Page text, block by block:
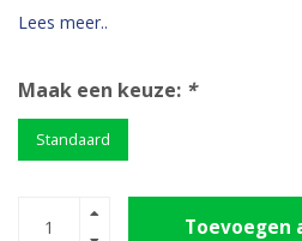
Lees meer..
Maak een keuze: *
Standaard
Toevoegen